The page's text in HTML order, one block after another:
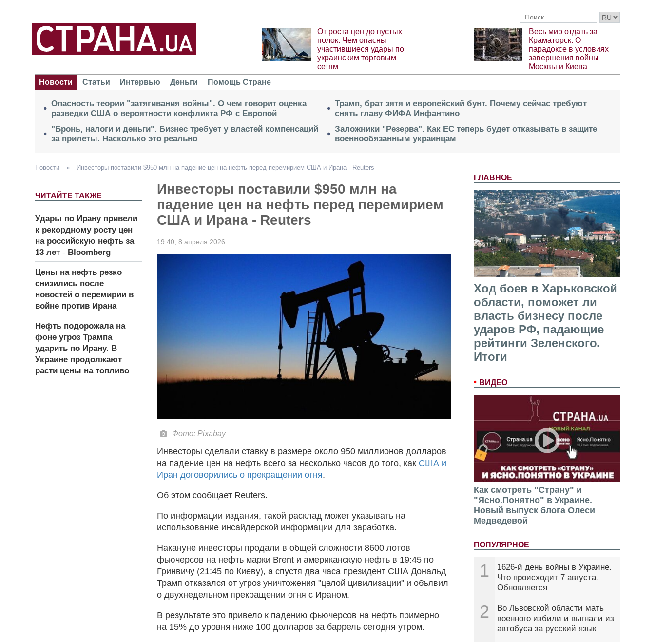
От роста цен до пустых
полок. Чем опасны
участившиеся удары по
украинским торговым
сетям
Весь мир отдать за
Краматорск. О
парадоксе в условиях
завершения войны
Москвы и Киева
Новости
Статьи Интервью Деньги Помощь Стране
Опасность теории "затягивания войны". О чем говорит оценка
разведки США о вероятности конфликта РФ с Европой
"Бронь, налоги и деньги". Бизнес требует у властей компенсаций
за прилеты. Насколько это реально
Трамп, брат зятя и европейский бунт. Почему сейчас требуют
снять главу ФИФА Инфантино
Заложники "Резерва". Как ЕС теперь будет отказывать в защите
военнообязанным украинцам
ГЛАВНОЕ
Ход боев в Харьковской
области, поможет ли
власть бизнесу после
ударов РФ, падающие
рейтинги Зеленского.
Итоги
ВИДЕО
Как смотреть "Страну" и
"Ясно.Понятно" в Украине.
Новый выпуск блога Олеси
Медведевой
ПОПУЛЯРНОЕ
1
1626-й день войны в Украине.
Что происходит 7 августа.
Обновляется
2
Во Львовской области мать
военного избили и выгнали из
автобуса за русский язык
Новости » Инвесторы поставили $950 млн на падение цен на нефть перед перемирием США и Ирана - Reuters
ЧИТАЙТЕ ТАКЖЕ
Удары по Ирану привели
к рекордному росту цен
на российскую нефть за
13 лет - Bloomberg
Цены на нефть резко
снизились после
новостей о перемирии в
войне против Ирана
Нефть подорожала на
фоне угроз Трампа
ударить по Ирану. В
Украине продолжают
расти цены на топливо
Инвесторы поставили $950 млн на
падение цен на нефть перед перемирием
США и Ирана - Reuters
19:40, 8 апреля 2026
Фото: Pixabay
Инвесторы сделали ставку в размере около 950 миллионов долларов
на падение цен на нефть всего за несколько часов до того, как США и
Иран договорились о прекращении огня.
Об этом сообщает Reuters.
По информации издания, такой расклад может указывать на
использование инсайдерской информации для заработка.
Накануне инвесторы продали в общей сложности 8600 лотов
фьючерсов на нефть марки Brent и американскую нефть в 19:45 по
Гринвичу (21:45 по Киеву), а спустя два часа президент США Дональд
Трамп отказался от угроз уничтожения "целой цивилизации" и объявил
о двухнедельном прекращении огня с Ираном.
В результате это привело к падению фьючерсов на нефть примерно
на 15% до уровня ниже 100 долларов за баррель сегодня утром.